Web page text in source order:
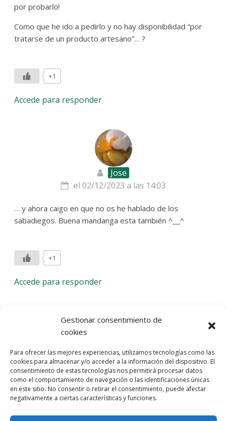
Gestionar consentimiento de
cookies
Para ofrecer las mejores experiencias, utilizamos tecnologías como las
cookies para almacenar y/o acceder a la información del dispositivo. El
consentimiento de estas tecnologías nos permitirá procesar datos
como el comportamiento de navegación o las identificaciones únicas
en este sitio. No consentir o retirar el consentimiento, puede afectar
negativamente a ciertas características y funciones.
por probarlo!
Como que he ido a pedirlo y no hay disponibilidad “por
tratarse de un producto artesano”… ?
+1
Accede para responder
Jose
el 02/12/2023 a las 14:03
… y ahora caigo en que no os he hablado de los
sabadiegos. Buena mandanga esta también ^__^
+1
Accede para responder
Deja una respuesta
comentario.
Entra con tu red social
He leído y acepto laPolítica de Privacidad